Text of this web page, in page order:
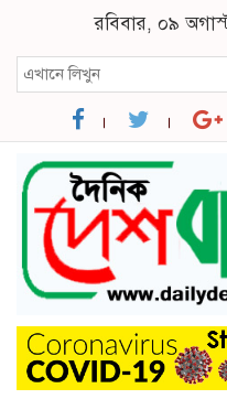
রবিবার, ০৯